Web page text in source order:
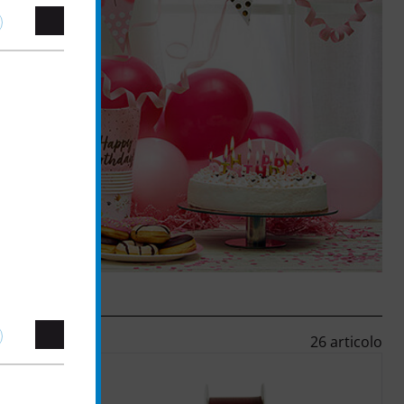
26 articolo